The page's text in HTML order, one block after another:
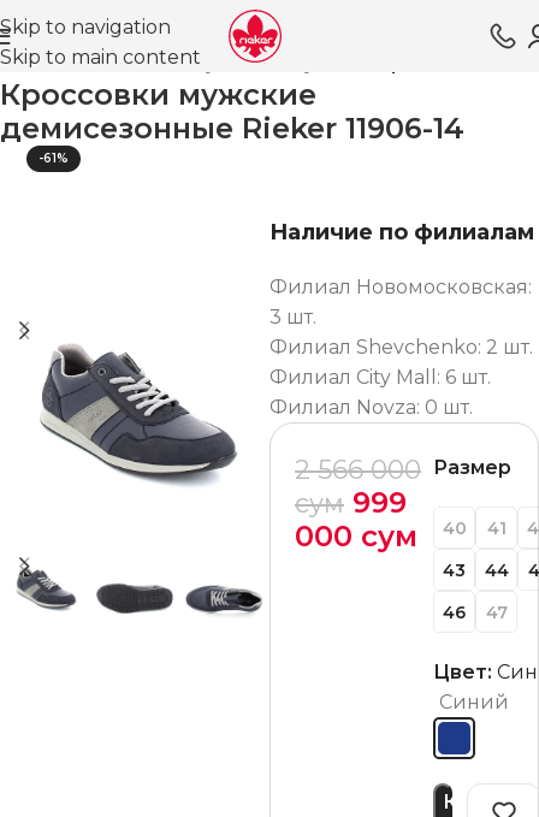
Skip to navigation
Skip to main content
Главная Магазин Обувь для мужчин
Кроссовки мужские
демисезонные Rieker 11906-14
-61%
Наличие по филиалам
Филиал Новомосковская:
3 шт.
Филиал Shevchenko: 2 шт.
Филиал City Mall: 6 шт.
Филиал Novza: 0 шт.
2 566 000
сум 999
000 сум
Размер
40 41
43
44
46
47
Цвет:
Синий
Купить